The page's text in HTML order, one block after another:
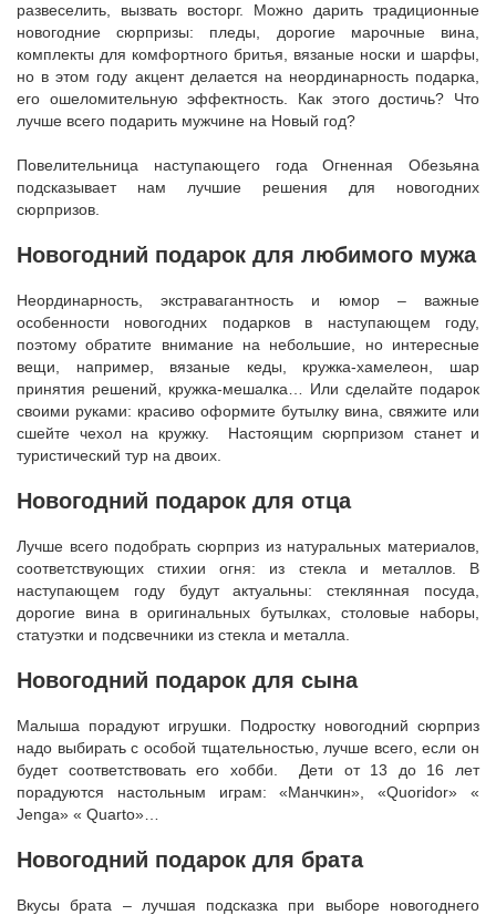
развеселить, вызвать восторг. Можно дарить традиционные
новогодние сюрпризы: пледы, дорогие марочные вина,
комплекты для комфортного бритья, вязаные носки и шарфы,
но в этом году акцент делается на неординарность подарка,
его ошеломительную эффектность. Как этого достичь? Что
лучше всего подарить мужчине на Новый год?
Повелительница наступающего года Огненная Обезьяна
подсказывает нам лучшие решения для новогодних
сюрпризов.
Новогодний подарок для любимого мужа
Неординарность, экстравагантность и юмор – важные
особенности новогодних подарков в наступающем году,
поэтому обратите внимание на небольшие, но интересные
вещи, например, вязаные кеды, кружка-хамелеон, шар
принятия решений, кружка-мешалка… Или сделайте подарок
своими руками: красиво оформите бутылку вина, свяжите или
сшейте чехол на кружку. Настоящим сюрпризом станет и
туристический тур на двоих.
Новогодний подарок для отца
Лучше всего подобрать сюрприз из натуральных материалов,
соответствующих стихии огня: из стекла и металлов. В
наступающем году будут актуальны: стеклянная посуда,
дорогие вина в оригинальных бутылках, столовые наборы,
статуэтки и подсвечники из стекла и металла.
Новогодний подарок для сына
Малыша порадуют игрушки. Подростку новогодний сюрприз
надо выбирать с особой тщательностью, лучше всего, если он
будет соответствовать его хобби. Дети от 13 до 16 лет
порадуются настольным играм: «Манчкин», «Quoridor» «
Jenga» « Quarto»…
Новогодний подарок для брата
Вкусы брата – лучшая подсказка при выборе новогоднего